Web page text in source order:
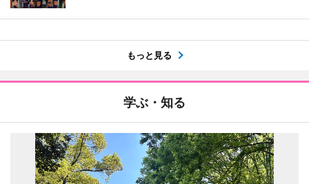
もっと見る
学ぶ・知る